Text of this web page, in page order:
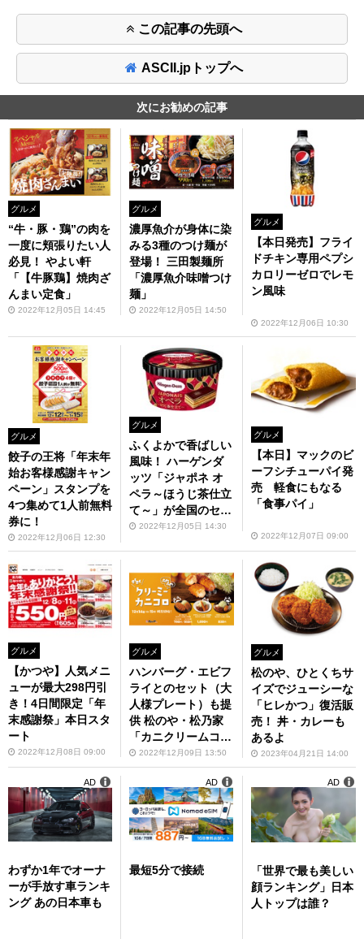
この記事の先頭へ
ASCII.jpトップへ
次にお勧めの記事
グルメ
“牛・豚・鶏”の肉を
一度に頬張りたい人
必見！ やよい軒
「【牛豚鶏】焼肉ざ
んまい定食」
2022年12月05日 14:45
グルメ
濃厚魚介が身体に染
みる3種のつけ麺が
登場！ 三田製麺所
「濃厚魚介味噌つけ
麺」
2022年12月05日 14:50
グルメ
【本日発売】フライ
ドチキン専用ペプシ
カロリーゼロでレモ
ン風味
2022年12月06日 10:30
グルメ
餃子の王将「年末年
始お客様感謝キャン
ペーン」スタンプを
4つ集めて1人前無料
券に！
2022年12月06日 12:30
グルメ
ふくよかで香ばしい
風味！ ハーゲンダ
ッツ「ジャポネ オ
ペラ～ほうじ茶仕立
て～」が全国のセブ
ン‐イレブンで発売
2022年12月05日 14:30
グルメ
【本日】マックのビ
ーフシチューパイ発
売 軽食にもなる
「食事パイ」
2022年12月07日 09:00
グルメ
【かつや】人気メニ
ューが最大298円引
き！4日間限定「年
末感謝祭」本日スタ
ート
2022年12月08日 09:00
グルメ
ハンバーグ・エビフ
ライとのセット（大
人様プレート）も提
供 松のや・松乃家
「カニクリームコロ
ッケ」
2022年12月09日 13:50
グルメ
松のや、ひとくちサ
イズでジューシーな
「ヒレかつ」復活販
売！ 丼・カレーも
あるよ
2023年04月21日 14:00
わずか1年でオーナ
ーが手放す車ランキ
ング あの日本車も
AD
最短5分で接続
AD
「世界で最も美しい
顔ランキング」日本
人トップは誰？
AD